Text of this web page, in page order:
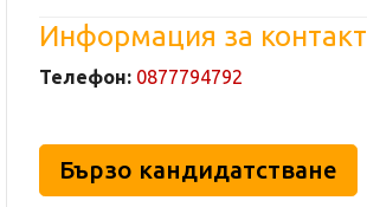
Информация за контакт
Телефон: 0877794792
Бързо кандидатстване